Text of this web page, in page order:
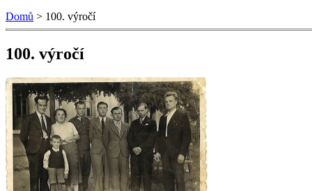
Domů > 100. výročí
100. výročí